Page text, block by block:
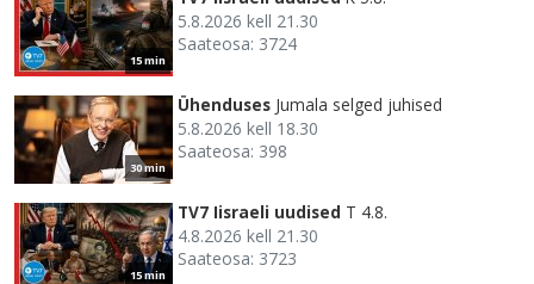
15 min
5.8.2026 kell 21.30
Saateosa: 3724
30 min
Ühenduses Jumala selged juhised
5.8.2026 kell 18.30
Saateosa: 398
15 min
TV7 Iisraeli uudised T 4.8.
4.8.2026 kell 21.30
Saateosa: 3723